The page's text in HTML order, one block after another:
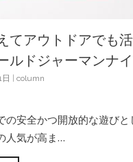
てアウトドアでも
ルドジャーマンナイ
column
の安全かつ開放的な遊びと
人気が高ま…